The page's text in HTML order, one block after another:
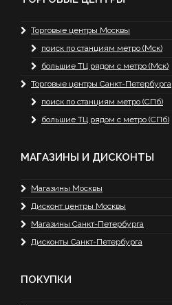
Торговые центры Москвы
поиск по станциям метро (Мск)
большие ТЦ рядом с метро (Мск)
Торговые центры Санкт-Петербурга
поиск по станциям метро (СПб)
большие ТЦ рядом с метро (СПб)
МАГАЗИНЫ И ДИСКОНТЫ
Магазины Москвы
Дисконт центры Москвы
Магазины Санкт-Петербурга
Дисконты Санкт-Петербурга
ПОКУПКИ